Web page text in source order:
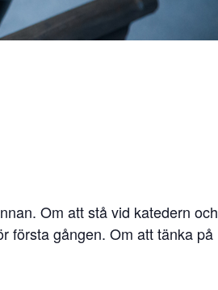
Om att stå vid katedern och
första gången. Om att tänka på